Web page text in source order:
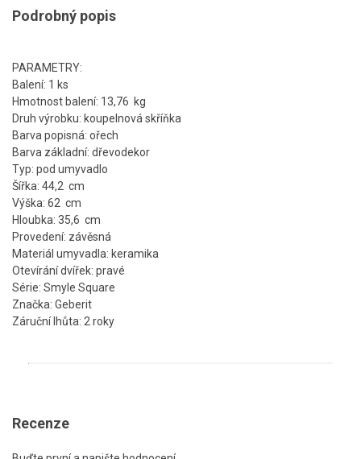
Podrobný popis
PARAMETRY:
Balení: 1 ks
Hmotnost balení: 13,76 kg
Druh výrobku: koupelnová skříňka
Barva popisná: ořech
Barva základní: dřevodekor
Typ: pod umyvadlo
Šířka: 44,2 cm
Výška: 62 cm
Hloubka: 35,6 cm
Provedení: závěsná
Materiál umyvadla: keramika
Otevírání dvířek: pravé
Série: Smyle Square
Značka: Geberit
Záruční lhůta: 2 roky
Recenze